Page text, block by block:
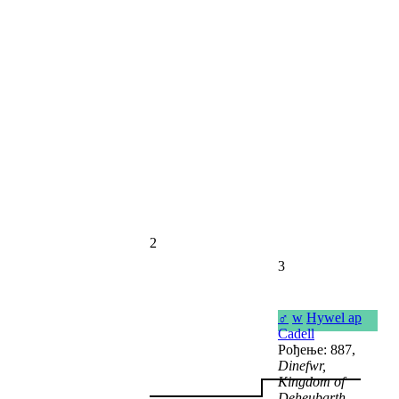
2
3
♂ w Hywel ap
Cadell
Рођење: 887,
Dinefwr,
Kingdom of